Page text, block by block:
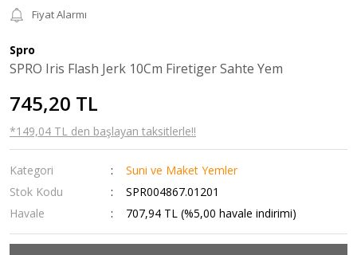
Fiyat Alarmı
Spro
SPRO Iris Flash Jerk 10Cm Firetiger Sahte Yem
745,20 TL
*149,04 TL den başlayan taksitlerle!!
Kategori
Suni ve Maket Yemler
Stok Kodu
SPR004867.01201
Havale
707,94 TL (%5,00 havale indirimi)